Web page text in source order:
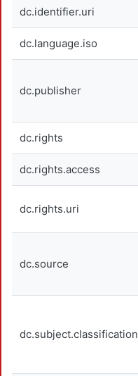
dc.identifier.uri
dc.language.iso
dc.publisher
dc.rights
dc.rights.access
dc.rights.uri
dc.source
dc.subject.classification